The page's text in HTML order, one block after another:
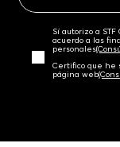
Sí autorizo a
acuerdo a las
personales‎
Certifico que he
página web‎